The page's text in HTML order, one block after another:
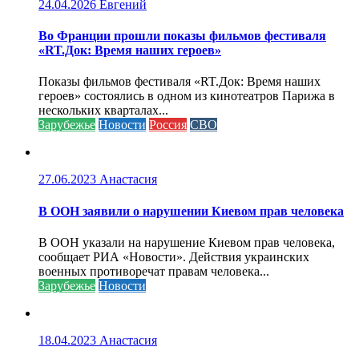
24.04.2026 Евгений
Во Франции прошли показы фильмов фестиваля
«RT.Док: Время наших героев»
Показы фильмов фестиваля «RT.Док: Время наших
героев» состоялись в одном из кинотеатров Парижа в
нескольких кварталах...
Зарубежье Новости Россия СВО
27.06.2023 Анастасия
В ООН заявили о нарушении Киевом прав человека
В ООН указали на нарушение Киевом прав человека,
сообщает РИА «Новости». Действия украинских
военных противоречат правам человека...
Зарубежье Новости
18.04.2023 Анастасия